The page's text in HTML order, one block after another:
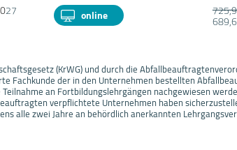
27 online
(KrWG) und durch die
Fachkunde der in den Unternehmen bestellten
an Fortbildungslehrgängen nachgewiesen
verpflichtete Unternehmen haben
alle zwei Jahre an behördlich anerkannten